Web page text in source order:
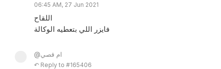
06:45 AM, 27 Jun 2021
اللقاح
فايزر اللي بتعطيه الوكالة
@ام قصي
↶ Reply to #165406